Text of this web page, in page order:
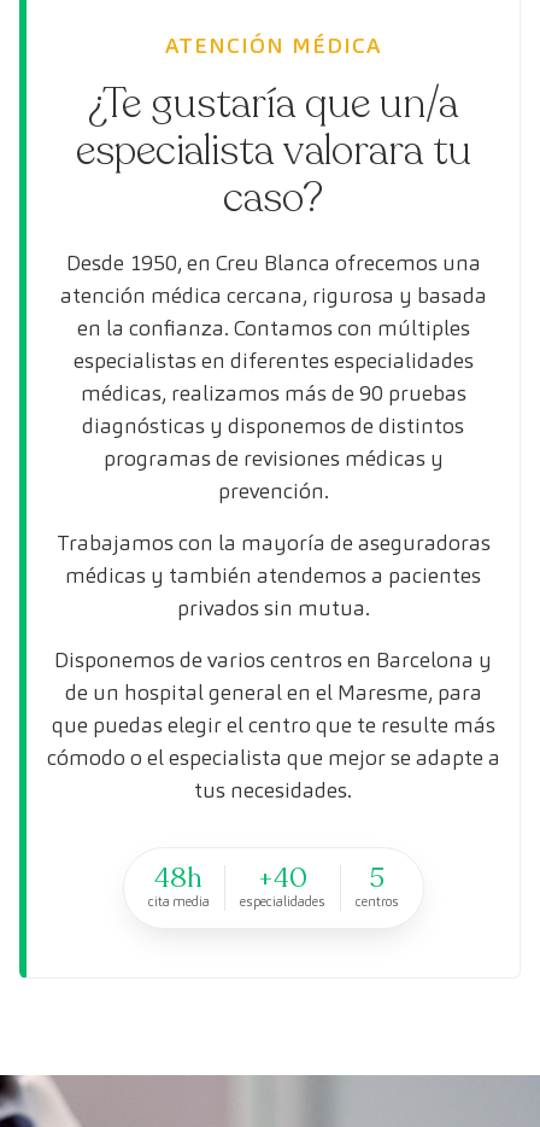
ATENCIÓN MÉDICA
¿Te gustaría que un/a
especialista valorara tu
caso?
Desde 1950, en Creu Blanca ofrecemos una
atención médica cercana, rigurosa y basada
en la confianza. Contamos con múltiples
especialistas en diferentes especialidades
médicas, realizamos más de 90 pruebas
diagnósticas y disponemos de distintos
programas de revisiones médicas y
prevención.
Trabajamos con la mayoría de aseguradoras
médicas y también atendemos a pacientes
privados sin mutua.
Disponemos de varios centros en Barcelona y
de un hospital general en el Maresme, para
que puedas elegir el centro que te resulte más
cómodo o el especialista que mejor se adapte a
tus necesidades.
48h
cita media
+40
especialidades
5
centros